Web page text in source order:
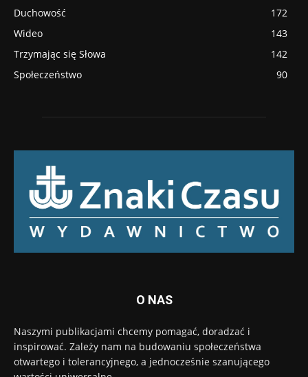
Duchowość
172
Wideo
143
Trzymając się Słowa
142
Społeczeństwo
90
O NAS
Naszymi publikacjami chcemy pomagać, doradzać i
inspirować. Zależy nam na budowaniu społeczeństwa
otwartego i tolerancyjnego, a jednocześnie szanującego